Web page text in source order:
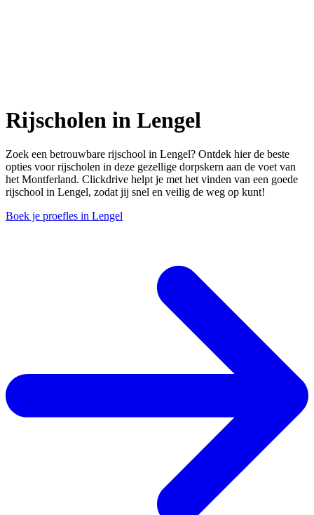
Rijscholen in Lengel
Zoek een betrouwbare rijschool in Lengel? Ontdek hier de beste
opties voor rijscholen in deze gezellige dorpskern aan de voet van
het Montferland. Clickdrive helpt je met het vinden van een goede
rijschool in Lengel, zodat jij snel en veilig de weg op kunt!
Boek je proefles in Lengel